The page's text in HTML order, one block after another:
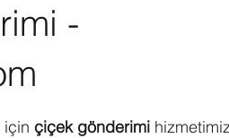
-
için çiçek gönderimi